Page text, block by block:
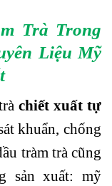
Trà Trong
Liệu Mỹ
chiết xuất tự
khuẩn, chống
tràm trà cũng
sản xuất: mỹ